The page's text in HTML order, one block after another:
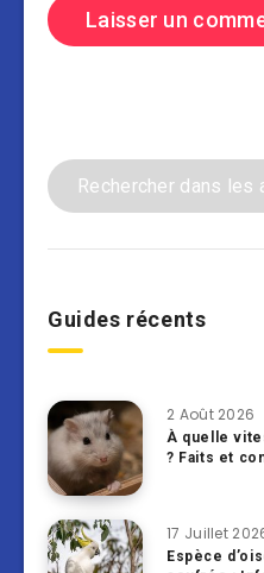
Guides récents
2 Août 2026
À quelle
? Faits et
17 Juillet
Espèce